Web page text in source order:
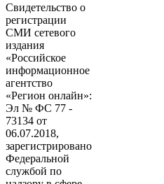
Свидетельство о
регистрации
СМИ сетевого
издания
«Российское
информационное
агентство
«Регион онлайн»:
Эл № ФС 77 -
73134 от
06.07.2018,
зарегистрировано
Федеральной
службой по